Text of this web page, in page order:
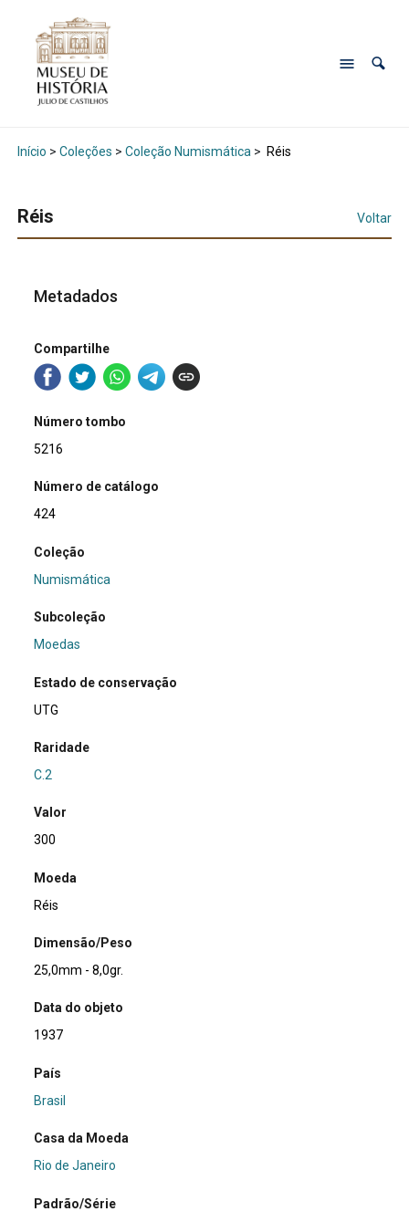
Início > Coleções > Coleção Numismática > Réis
Réis Voltar
Metadados
Compartilhe
Número tombo
5216
Número de catálogo
424
Coleção
Numismática
Subcoleção
Moedas
Estado de conservação
UTG
Raridade
C.2
Valor
300
Moeda
Réis
Dimensão/Peso
25,0mm - 8,0gr.
Data do objeto
1937
País
Brasil
Casa da Moeda
Rio de Janeiro
Padrão/Série